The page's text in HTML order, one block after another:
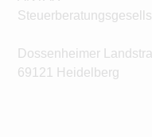
Dossenheimer
69121 Heidelberg